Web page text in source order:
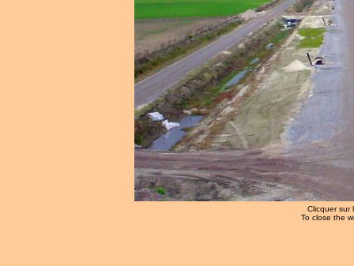
Clicquer sur
To close the